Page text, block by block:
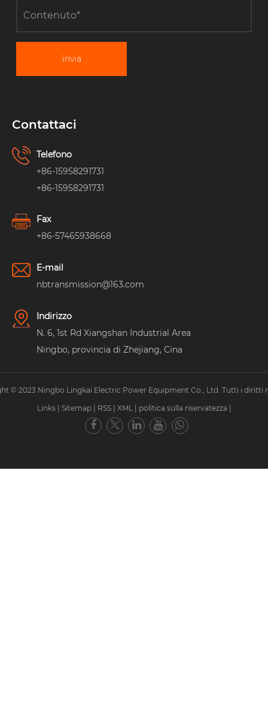
invia
Contattaci
Telefono
+86-15958291731
+86-15958291731
Fax
+86-57465938668
E-mail
nbtransmission@163.com
Indirizzo
N. 6, 1st Rd Xiangshan Industrial Area
Ningbo, provincia di Zhejiang, Cina
© 2023 Ningbo Lingkai Electric Power Equipment Co., Ltd. Tutti i diritti
Links
Sitemap RSS XML politica sulla riservatezza